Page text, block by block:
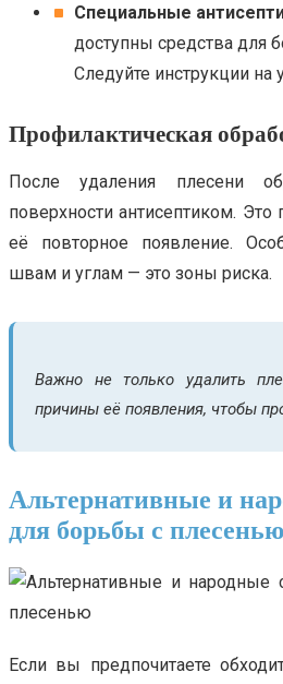
Специальные
доступны средства для
Следуйте инструкции на
Профилактическая
После удаления плесени
поверхности антисептиком.
её повторное появление.
швам и углам — это зоны риска.
Важно не только удалить
причины её появления, чтобы
Альтернативные и
для борьбы с плесенью
Если вы предпочитаете